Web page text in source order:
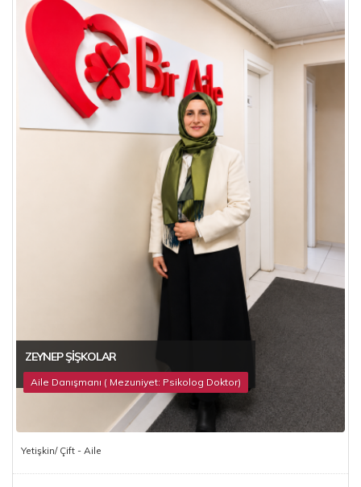
ZEYNEP ŞIŞKOLAR
Aile Danışmanı ( Mezuniyet: Psikolog Doktor)
Yetişkin/ Çift - Aile